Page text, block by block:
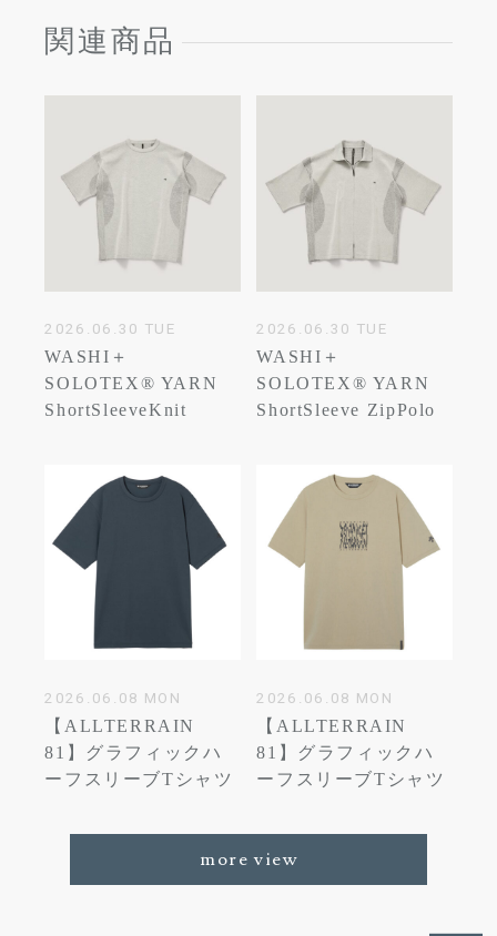
関連商品
2026.06.30 TUE
WASHI＋
SOLOTEX® YARN
ShortSleeveKnit
2026.06.30 TUE
WASHI＋
SOLOTEX® YARN
ShortSleeve ZipPolo
2026.06.08 MON
【ALLTERRAIN
81】グラフィックハ
ーフスリーブTシャツ
2026.06.08 MON
【ALLTERRAIN
81】グラフィックハ
ーフスリーブTシャツ
more view